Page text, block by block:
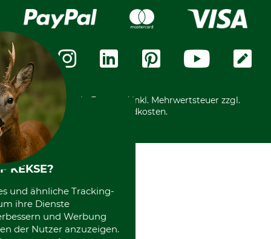
Widerrufsformular
Datenschutz
Zahlungsarten
Rechnung
Vorkasse
Karriere
Über uns
Messetermine
Community
International
*Alle Preise in Euro und inkl. Mehrwertsteuer zzgl.
Versandkosten.
KEKSE?
und ähnliche Tracking-
ihre Dienste
und Werbung
der Nutzer anzuzeigen.